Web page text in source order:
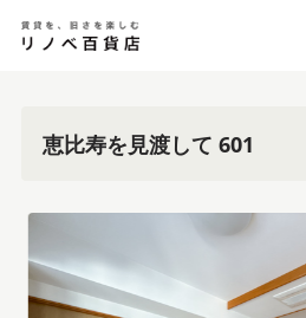
恵比寿を見渡して 601